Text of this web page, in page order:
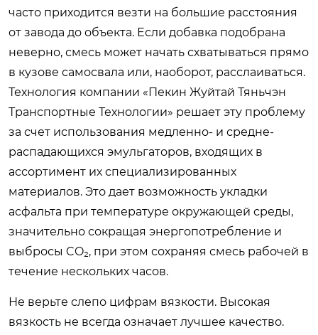
часто приходится везти на большие расстояния
от завода до объекта. Если добавка подобрана
неверно, смесь может начать схватываться прямо
в кузове самосвала или, наоборот, расслаиваться.
Технология компании «Пекин Жуйтай Тяньчэн
Транспортные Технологии» решает эту проблему
за счет использования медленно- и средне-
распадающихся эмульгаторов, входящих в
ассортимент их специализированных
материалов. Это дает возможность укладки
асфальта при температуре окружающей среды,
значительно сокращая энергопотребление и
выбросы CO₂, при этом сохраняя смесь рабочей в
течение нескольких часов.
Не верьте слепо цифрам вязкости. Высокая
вязкость не всегда означает лучшее качество.